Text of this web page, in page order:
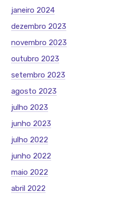
janeiro 2024
dezembro 2023
novembro 2023
outubro 2023
setembro 2023
agosto 2023
julho 2023
junho 2023
julho 2022
junho 2022
maio 2022
abril 2022